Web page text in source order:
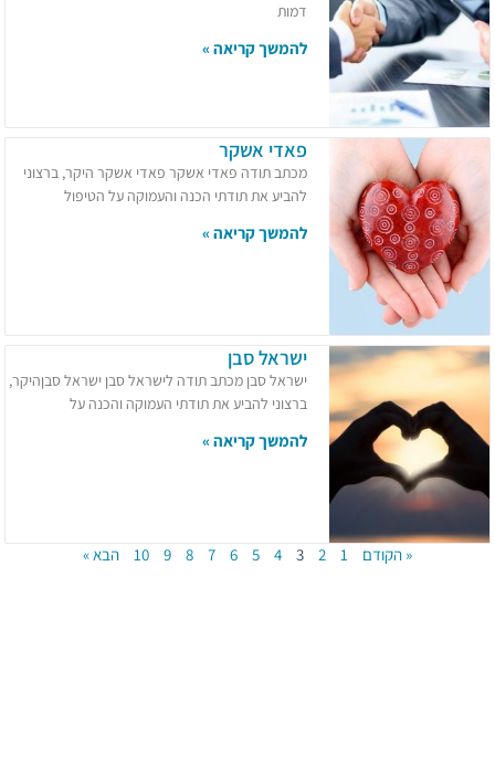
דמות
להמשך קריאה »
פאדי אשקר
מכתב תודה פאדי אשקר פאדי אשקר היקר, ברצוני
להביע את תודתי הכנה והעמוקה על הטיפול
להמשך קריאה »
ישראל סבן
ישראל סבן מכתב תודה לישראל סבן ישראל סבןהיקר,
ברצוני להביע את תודתי העמוקה והכנה על
להמשך קריאה »
« הקודם 1
2
3
4
5
6
7
8
9
10 הבא »